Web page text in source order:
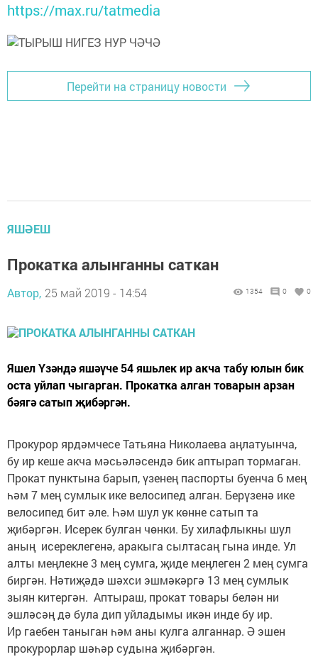
https://max.ru/tatmedia
Перейти на страницу новости
ЯШӘЕШ
Прокатка алынганны саткан
Автор, 25 май 2019 - 14:54 1354 0 0
Яшел Үзәндә яшәүче 54 яшьлек ир акча табу юлын бик
оста уйлап чыгарган. Прокатка алган товарын арзан
бәягә сатып җибәргән.
Прокурор ярдәмчесе Татьяна Николаева аңлатуынча,
бу ир кеше акча мәсьәләсендә бик аптырап тормаган.
Прокат пунктына барып, үзенең паспорты буенча 6 мең
һәм 7 мең сумлык ике велосипед алган. Берүзенә ике
велосипед бит әле. Һәм шул ук көнне сатып та
җибәргән. Исерек булган чөнки. Бу хилафлыкны шул
аның исерек­легенә, аракыга сылтасаң гына инде. Ул
алты меңлекне 3 мең сумга, җиде меңлеген 2 мең сумга
биргән. Нәтиҗәдә шәхси эшмәкәргә 13 мең сумлык
зыян китергән. Аптыраш, прокат товары белән ни
эшләсәң дә була дип уйладымы икән инде бу ир.
Ир гаебен таныган һәм аны кулга алганнар. Ә эшен
прокурорлар шәһәр судына җибәргән.